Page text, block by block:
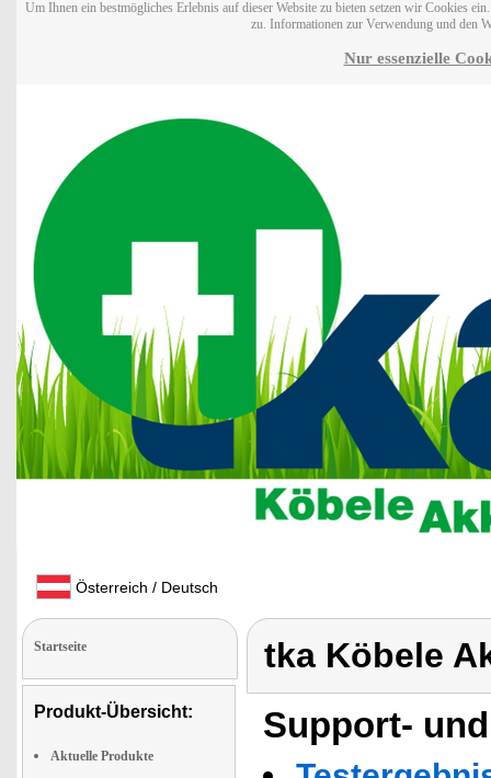
Um Ihnen ein bestmögliches Erlebnis auf dieser Website zu bieten setzen wir Cookies
zu. Informationen zur Verwendung und den
Nur essenzielle
Österreich / Deutsch
Startseite
Produkt-Übersicht:
Aktuelle Produkte
tka Köbele
Support-